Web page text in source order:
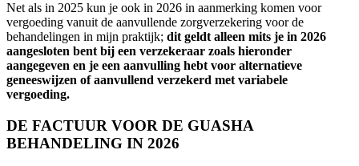
Net als in 2025 kun je ook in 2026 in aanmerking komen voor
vergoeding vanuit de aanvullende zorgverzekering voor de
behandelingen in mijn praktijk; dit geldt alleen mits je in 2026
aangesloten bent bij een verzekeraar zoals hieronder
aangegeven en je een aanvulling hebt voor alternatieve
geneeswijzen of aanvullend verzekerd met variabele
vergoeding.
DE FACTUUR VOOR DE GUASHA
BEHANDELING IN 2026